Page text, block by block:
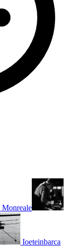
Monreale
Ioeteinbarca